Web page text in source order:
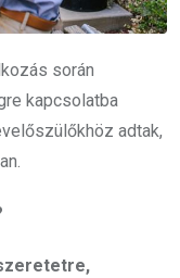
során
kapcsolatba
adtak,